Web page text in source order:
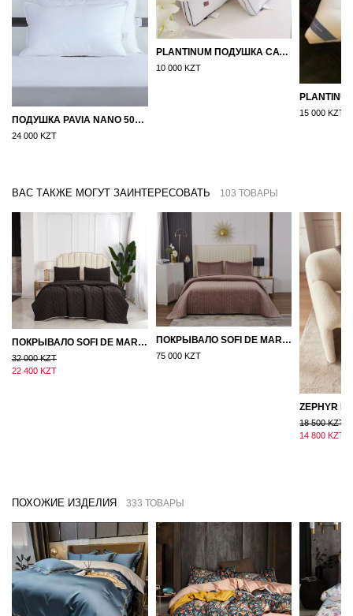
ПОДУШКА PAVIA NANO 50X70
24 000 KZT
PLANTINUM ПОДУШКА САТИН, ШЕЛК 50Х70
10 000 KZT
15 000 KZT
ВАС ТАКЖЕ МОГУТ ЗАИНТЕРЕСОВАТЬ 103 ТОВАРЫ
ПОКРЫВАЛО SOFI DE MARKO 160×220 БРОУДИ ЧЕРНО-БЕЖЕВОЕ
32 000 KZT
22 400 KZT
ПОКРЫВАЛО SOFI DE MARKO ВЕЛЮР 240×260 ФЕРДИНАНД (МОККО)
75 000 KZT
18 500 KZT
14 800 KZT
ПОХОЖИЕ ИЗДЕЛИЯ 333 ТОВАРЫ